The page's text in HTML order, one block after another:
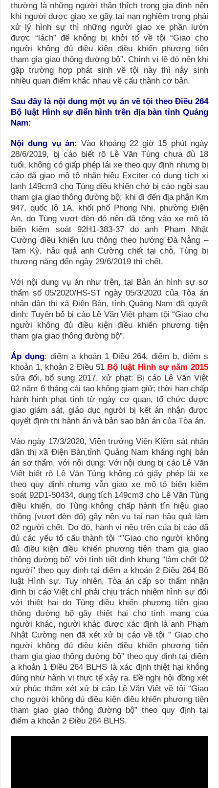
thường là những người thân thích trong gia đình nên
khi người được giao xe gây tai nạn nghiêm trọng phải
xử lý hình sự thì những người giao xe phần lướn
được “lách” để không bị khởi tố về tội “Giao cho
người không đủ điều kiện điều khiển phương tiện
tham gia giao thông đường bộ”. Chính vì lẽ đó nên khi
gặp trường hợp phát sinh về tội này thì nảy sinh
nhiều quan điểm khác nhau về cấu thành cơ bản.
Sau đây là nội dung một vụ án về tội theo Điều 264
Bộ luật Hình sự điển hình trên địa bàn tỉnh Quảng
Nam:
Nội dung vụ án: Vào khoảng 22 giờ 15 phút ngày
28/6/2019, bị cáo biết rõ Lê Văn Tùng chưa đủ 18
tuổi, không có giấp phép lái xe theo quy định nhưng bị
cáo đã giao mô tô nhãn hiệu Exciter có dung tích xi
lanh 149cm3 cho Tùng điều khiển chở bị cáo ngồi sau
tham gia giao thông đường bộ; khi đi đến địa phận Km
947, quốc lộ 1A, khối phố Phong Nhị, phường Điện
An, do Tùng vượt đèn đỏ nên đã tông vào xe mô tô
biển kiểm soát 92H1-383-37 do anh Phạm Nhật
Cường điều khiển lưu thông theo hướng Đà Nẵng –
Tam Kỳ, hâu quả anh Cường chết tại chỗ, Tùng bị
thương nặng đến ngày 29/6/2019 thì chết.
Với nội dung vụ án như trên, tại Bản án hình sự sơ
thẩm số 05/2020/HS-ST ngày 05/3/2020 của Tòa án
nhân dân thị xã Điện Bàn, tỉnh Quảng Nam đã quyết
định: Tuyên bố bị cáo Lê Văn Việt phạm tội “Giao cho
người không đủ điều kiện điều khiển phương tiện
tham gia giao thông đường bộ”.
Áp dụng: điểm a khoản 1 Điều 264, điểm b, điểm s
khoản 1, khoản 2 Điều 51 Bộ luật Hình sự năm 2015
sửa đổi, bổ sung 2017, xử phạt: Bị cáo Lê Văn Việt
02 năm 6 tháng cải tạo không giam giữ; thời hạn chấp
hành hình phạt tính từ ngày cơ quan, tổ chức được
giao giám sát, giáo dục người bị kết án nhận được
quyết định thi hành án và bản sao bản án của Tòa án.
Vào ngày 17/3/2020, Viện trưởng Viện Kiểm sát nhân
dân thị xã Điện Bàn,tỉnh Quảng Nam kháng nghị bản
án sơ thẩm, với nội dung: Với nội dung bị cáo Lê Văn
Việt biết rõ Lê Văn Tùng không có giấy phép lái xe
theo quy định nhưng vẫn giao xe mô tô biển kiểm
soát 92D1-50434, dung tích 149cm3 cho Lê Văn Tùng
điều khiển, do Tùng không chấp hành tín hiệu giao
thông (vượt đèn đỏ) gây nên vụ tai nạn hậu quả làm
02 người chết. Do đó, hành vi nêu trên của bị cáo đã
đủ các yếu tổ cấu thành tội “”Giao cho người không
đủ điều kiện điều khiển phương tiện tham gia giao
thông đường bộ” với tình tiết định khung “làm chết 02
người” theo quy định tại điểm a khoản 2 Điều 264 Bộ
luật Hình sự. Tuy nhiên, Tòa án cấp sơ thẩm nhận
định bị cáo Việt chỉ phải chịu trách nhiệm hình sự đối
với thiệt hại do Tùng điều khiển phương tiện giao
thông đường bộ gây thiệt hại cho tính mạng của
người khác, người khác được xác định là anh Phạm
Nhật Cường nen đã xét xử bị cáo về tội ” Giao cho
người không đủ điều kiện điều khiển phương tiện
tham gia giao thông đường bộ” theo quy định tại điểm
a khoản 1 Điều 264 BLHS là xác định thiệt hại không
đúng như hành vi thực tế xảy ra. Đề nghị hội đồng xét
xử phúc thẩm xét xử bị cáo Lê Văn Việt về tội “Giao
cho người không đủ điều kiện điều khiển phương tiện
tham giao giao thông đường bộ” theo quy định tại
điểm a khoản 2 Điều 264 BLHS.